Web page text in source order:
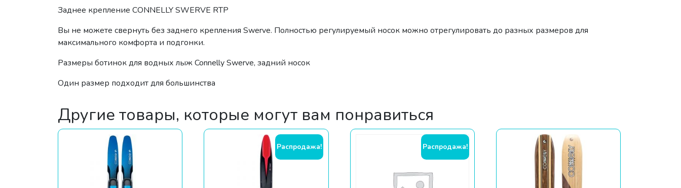
Заднее крепление CONNELLY SWERVE RTP
Вы не можете свернуть без заднего крепления Swerve. Полностью регулируемый носок можно отрегулировать до разных размеров для
максимального комфорта и подгонки.
Размеры ботинок для водных лыж Connelly Swerve, задний носок
Один размер подходит для большинства
Другие товары, которые могут вам понравиться
Распродажа! Распродажа!